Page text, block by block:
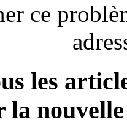
ce
les
la